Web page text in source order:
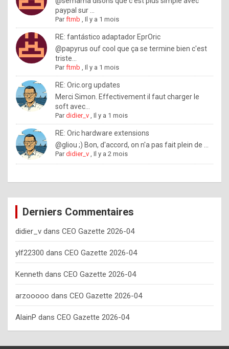
t
o
n
o
w
h
o
w
o
e
y
o
u
s
h
o
paypal sur ...
Parftmb ,Il y a 1 mois
RE: fantástico adaptador EprOric
@papyrus ouf cool que ça se termine bien c'est
triste...
Parftmb ,Il y a 1 mois
RE: Oric.org updates
Merci Simon. Effectivement il faut charger le
soft avec...
Pardidier_v ,Il y a 1 mois
RE: Oric hardware extensions
@gliou ;) Bon, d'accord, on n'a pas fait plein de ...
Pardidier_v ,Il y a 2 mois
Derniers Commentaires
didier_v dans CEO Gazette 2026-04
ylf22300 dans CEO Gazette 2026-04
Kenneth dans CEO Gazette 2026-04
arzooooo dans CEO Gazette 2026-04
AlainP dans CEO Gazette 2026-04